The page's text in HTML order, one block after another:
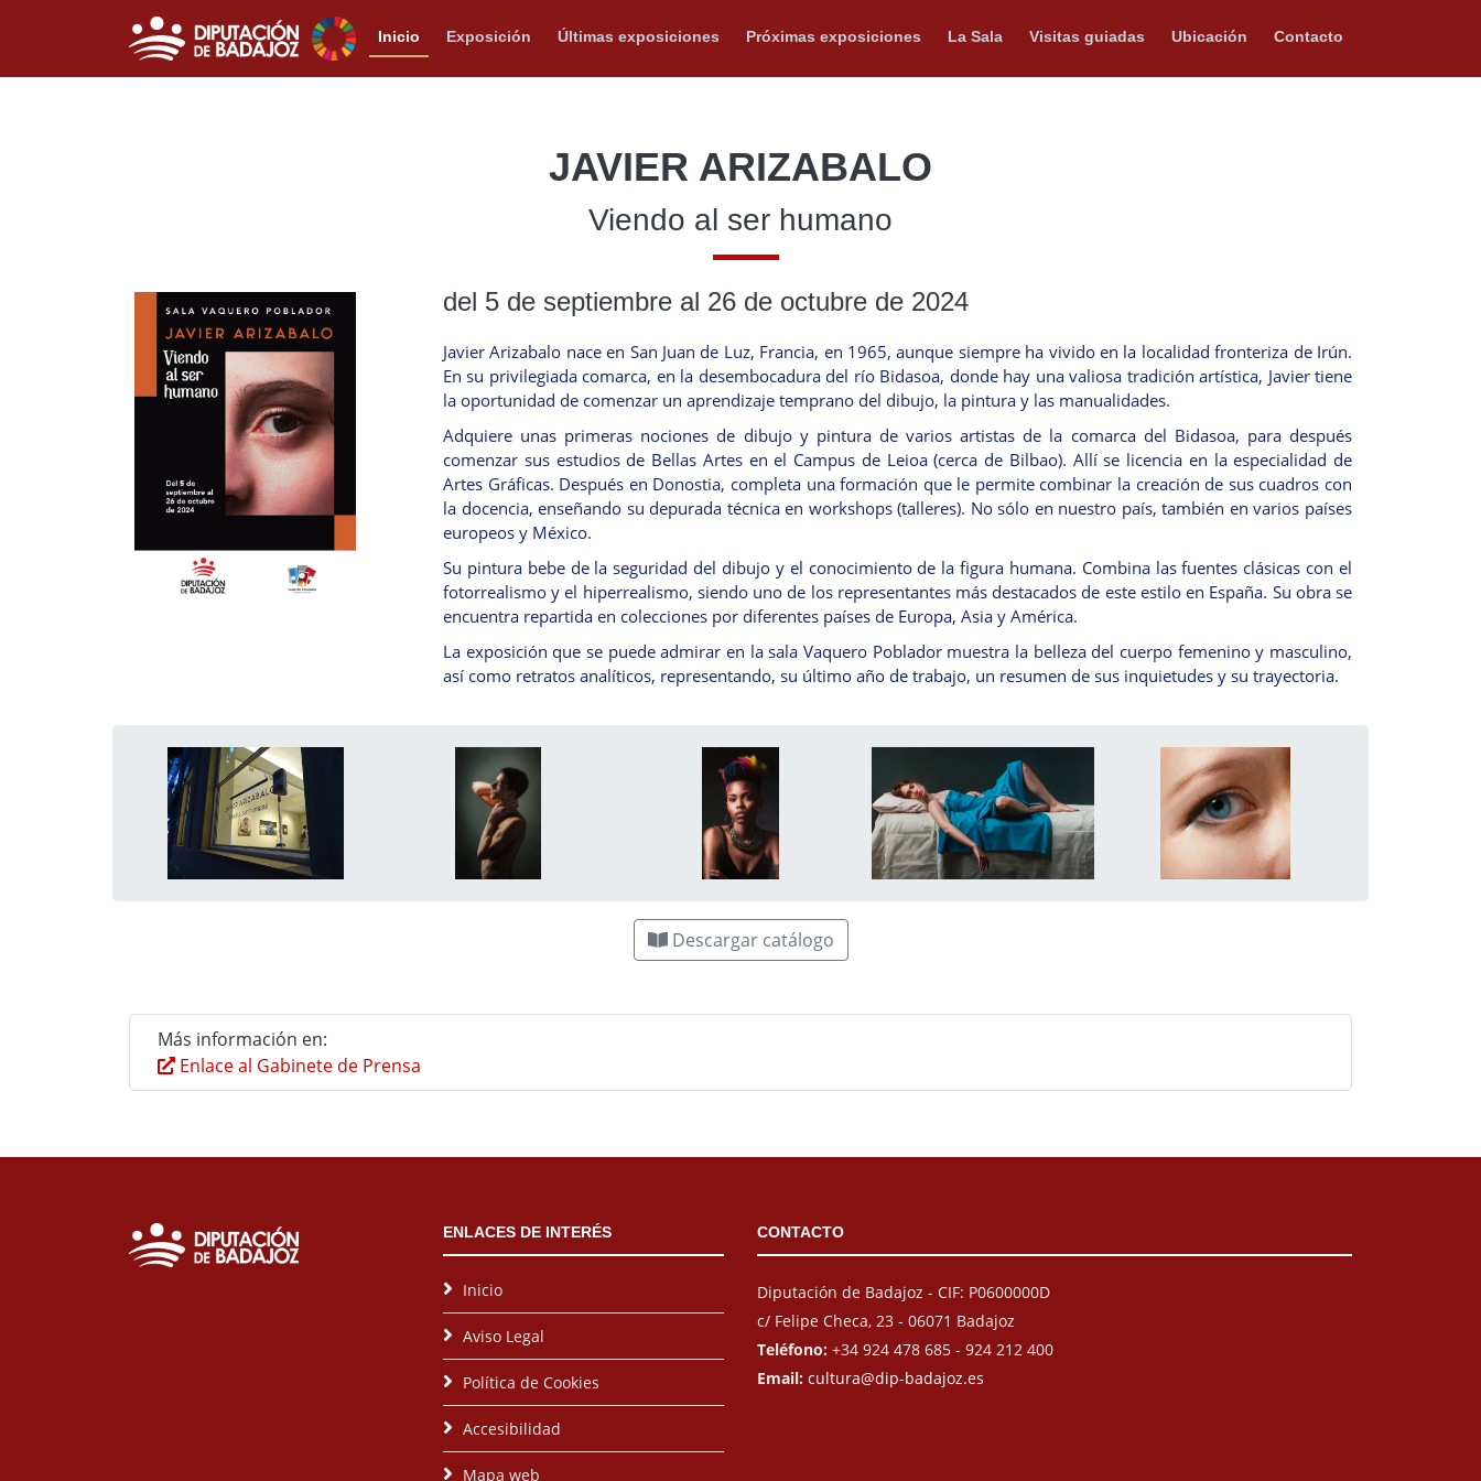
Inicio Exposición Últimas exposiciones Próximas exposiciones La Sala Visitas guiadas Ubicación Contacto
JAVIER ARIZABALO
Viendo al ser humano
del 5 de septiembre al 26 de octubre de 2024
Javier Arizabalo nace en San Juan de Luz, Francia, en 1965, aunque siempre ha vivido en la localidad fronteriza de Irún.
En su privilegiada comarca, en la desembocadura del río Bidasoa, donde hay una valiosa tradición artística, Javier tiene
la oportunidad de comenzar un aprendizaje temprano del dibujo, la pintura y las manualidades.
Adquiere unas primeras nociones de dibujo y pintura de varios artistas de la comarca del Bidasoa, para después
comenzar sus estudios de Bellas Artes en el Campus de Leioa (cerca de Bilbao). Allí se licencia en la especialidad de
Artes Gráficas. Después en Donostia, completa una formación que le permite combinar la creación de sus cuadros con
la docencia, enseñando su depurada técnica en workshops (talleres). No sólo en nuestro país, también en varios países
europeos y México.
Su pintura bebe de la seguridad del dibujo y el conocimiento de la figura humana. Combina las fuentes clásicas con el
fotorrealismo y el hiperrealismo, siendo uno de los representantes más destacados de este estilo en España. Su obra se
encuentra repartida en colecciones por diferentes países de Europa, Asia y América.
La exposición que se puede admirar en la sala Vaquero Poblador muestra la belleza del cuerpo femenino y masculino,
así como retratos analíticos, representando, su último año de trabajo, un resumen de sus inquietudes y su trayectoria.
Descargar catálogo
Más información en:
Enlace al Gabinete de Prensa
ENLACES DE INTERÉS
Inicio
Aviso Legal
Política de Cookies
Accesibilidad
Mapa web
CONTACTO
Diputación de Badajoz - CIF: P0600000D
c/ Felipe Checa, 23 - 06071 Badajoz
Teléfono: +34 924 478 685 - 924 212 400
Email: cultura@dip-badajoz.es